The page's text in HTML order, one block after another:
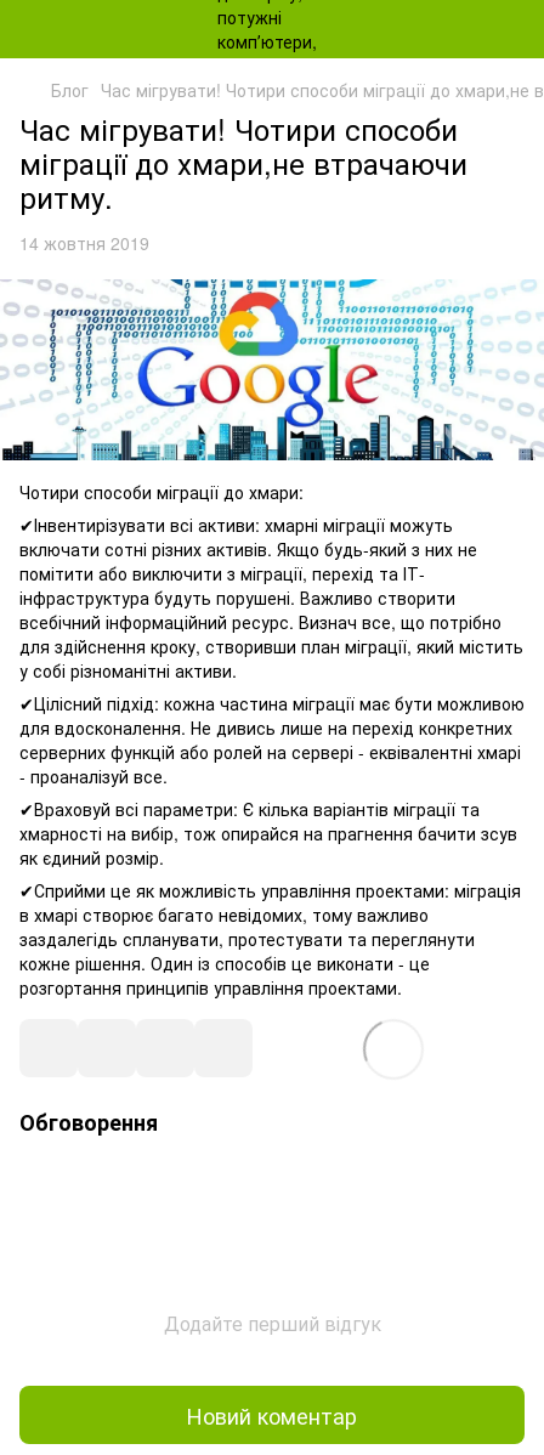
Блог Час мігрувати! Чотири способи міграції до
Час мігрувати! Чотири способи
міграції до хмари,не втрачаючи
ритму.
14 жовтня 2019
Чотири способи міграції до хмари:
✔Інвентирізувати всі активи: хмарні міграції можуть
включати сотні різних активів. Якщо будь-який з них не
помітити або виключити з міграції, перехід та ІТ-
інфраструктура будуть порушені. Важливо створити
всебічний інформаційний ресурс. Визнач все, що потрібно
для здійснення кроку, створивши план міграції, який містить
у собі різноманітні активи.
✔Цілісний підхід: кожна частина міграції має бути можливою
для вдосконалення. Не дивись лише на перехід конкретних
серверних функцій або ролей на сервері - еквівалентні хмарі
- проаналізуй все.
✔Враховуй всі параметри: Є кілька варіантів міграції та
хмарності на вибір, тож опирайся на прагнення бачити зсув
як єдиний розмір.
✔Сприйми це як можливість управління проектами: міграція
в хмарі створює багато невідомих, тому важливо
заздалегідь спланувати, протестувати та переглянути
кожне рішення. Один із способів це виконати - це
розгортання принципів управління проектами.
Обговорення
Додайте перший відгук
Новий коментар